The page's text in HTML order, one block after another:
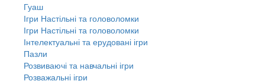
Гуаш
Ігри Настільні та головоломки
Ігри Настільні та головоломки
Інтелектуальні та ерудовані ігри
Пазли
Розвиваючі та навчальні ігри
Розважальні ігри